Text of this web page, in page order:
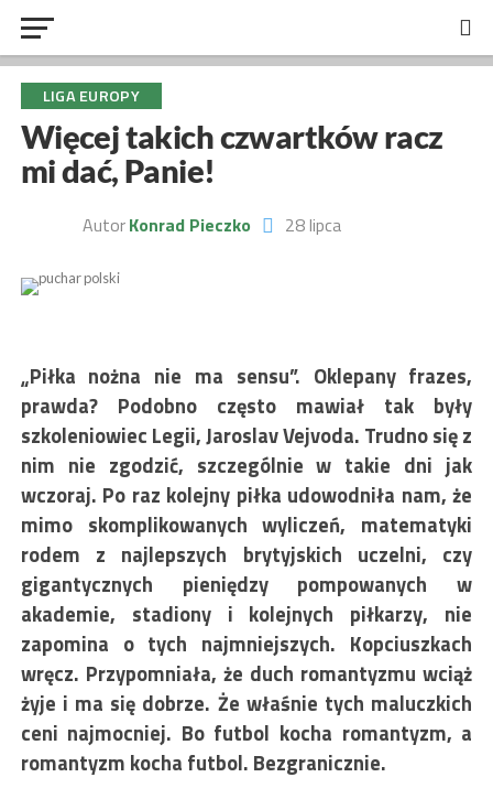
LIGA EUROPY
Więcej takich czwartków racz
mi dać, Panie!
AutorKonrad Pieczko 28 lipca
„Piłka nożna nie ma sensu”. Oklepany frazes,
prawda? Podobno często mawiał tak były
szkoleniowiec Legii, Jaroslav Vejvoda. Trudno się z
nim nie zgodzić, szczególnie w takie dni jak
wczoraj. Po raz kolejny piłka udowodniła nam, że
mimo skomplikowanych wyliczeń, matematyki
rodem z najlepszych brytyjskich uczelni, czy
gigantycznych pieniędzy pompowanych w
akademie, stadiony i kolejnych piłkarzy, nie
zapomina o tych najmniejszych. Kopciuszkach
wręcz. Przypomniała, że duch romantyzmu wciąż
żyje i ma się dobrze. Że właśnie tych maluczkich
ceni najmocniej. Bo futbol kocha romantyzm, a
romantyzm kocha futbol. Bezgranicznie.